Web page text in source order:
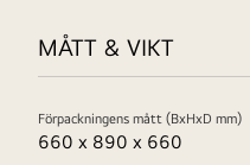
MÅTT & VIKT
Förpackningens mått (BxHxD mm)
660 x 890 x 660